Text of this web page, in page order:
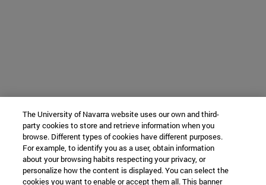
The University of Navarra website uses our own and third-
party cookies to store and retrieve information when you
browse. Different types of cookies have different purposes.
For example, to identify you as a user, obtain information
about your browsing habits respecting your privacy, or
personalize how the content is displayed. You can select the
cookies you want to enable or accept them all. This banner